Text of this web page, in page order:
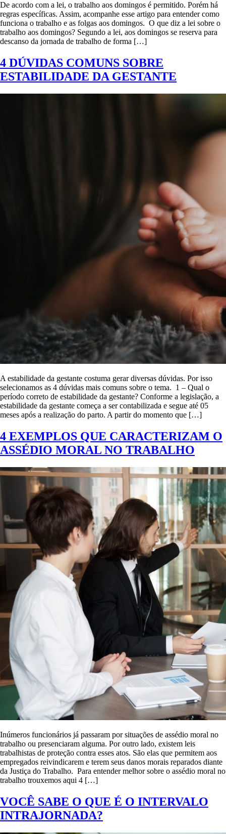
De acordo com a lei, o trabalho aos domingos é permitido. Porém há
regras específicas. Assim, acompanhe esse artigo para entender como
funciona o trabalho e as folgas aos domingos. O que diz a lei sobre o
trabalho aos domingos? Segundo a lei, aos domingos se reserva para
descanso da jornada de trabalho de forma […]
4 DÚVIDAS COMUNS SOBRE
ESTABILIDADE DA GESTANTE
A estabilidade da gestante costuma gerar diversas dúvidas. Por isso
selecionamos as 4 dúvidas mais comuns sobre o tema. 1 – Qual o
período correto de estabilidade da gestante? Conforme a legislação, a
estabilidade da gestante começa a ser contabilizada e segue até 05
meses após a realização do parto. A partir do momento que […]
4 EXEMPLOS QUE CARACTERIZAM O
ASSÉDIO MORAL NO TRABALHO
Inúmeros funcionários já passaram por situações de assédio moral no
trabalho ou presenciaram alguma. Por outro lado, existem leis
trabalhistas de proteção contra esses atos. São elas que permitem aos
empregados reivindicarem e terem seus danos morais reparados diante
da Justiça do Trabalho. Para entender melhor sobre o assédio moral no
trabalho trouxemos aqui 4 […]
VOCÊ SABE O QUE É O INTERVALO
INTRAJORNADA?